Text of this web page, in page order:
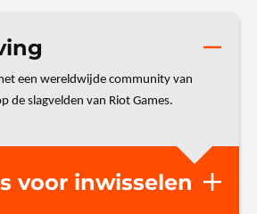
een wereldwijde community van
de slagvelden van Riot Games.
voor inwisselen